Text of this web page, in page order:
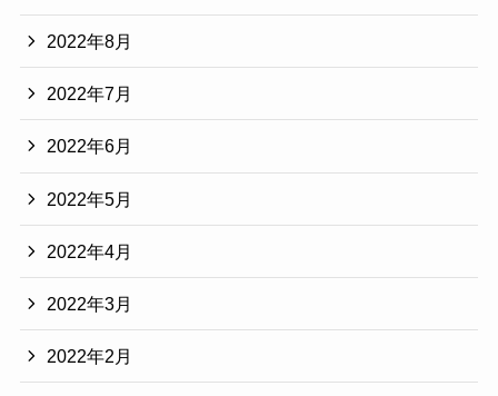
2022年8月
2022年7月
2022年6月
2022年5月
2022年4月
2022年3月
2022年2月